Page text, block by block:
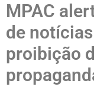
MPAC
de
proibição